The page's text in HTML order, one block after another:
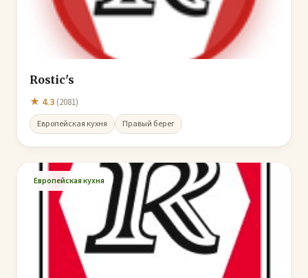
Rostic's
★ 4.3 (2081)
Европейская кухня Правый берег
Европейская кухня